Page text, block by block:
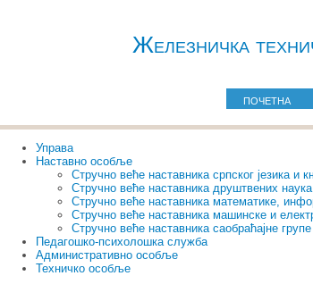
Железничкa
ПОЧЕТНА
Управа
Наставно особље
Стручно веће наставника српског језика и
Стручно веће наставника друштвених
Стручно веће наставника математике,
Стручно веће наставника машинске и
Стручно веће наставника саобраћајне
Педагошко-психолошка служба
Административно особље
Техничко особље